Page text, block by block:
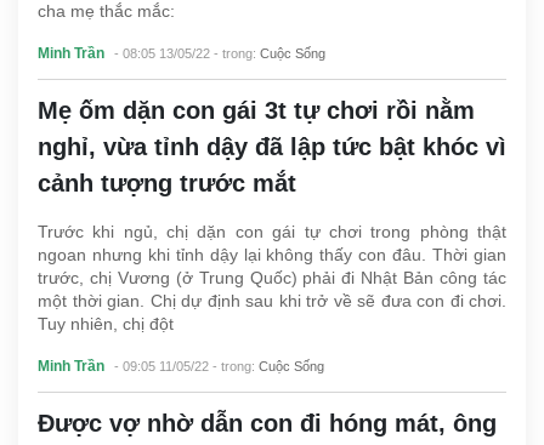
cha mẹ thắc mắc:
Minh Trần - 08:05 13/05/22 - trong: Cuộc Sống
Mẹ ốm dặn con gái 3t tự chơi rồi nằm
nghỉ, vừa tỉnh dậy đã lập tức bật khóc vì
cảnh tượng trước mắt
Trước khi ngủ, chị dặn con gái tự chơi trong phòng thật
ngoan nhưng khi tỉnh dậy lại không thấy con đâu. Thời gian
trước, chị Vương (ở Trung Quốc) phải đi Nhật Bản công tác
một thời gian. Chị dự định sau khi trở về sẽ đưa con đi chơi.
Tuy nhiên, chị đột
Minh Trần - 09:05 11/05/22 - trong: Cuộc Sống
Được vợ nhờ dẫn con đi hóng mát, ông